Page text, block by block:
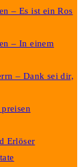
– Es ist ein Ros
– In einem
– Dank sei dir,
Erlöser